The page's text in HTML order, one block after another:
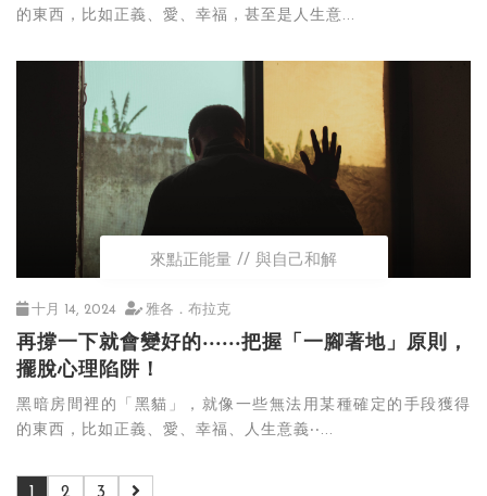
的東西，比如正義、愛、幸福，甚至是人生意...
來點正能量 與自己和解
十月 14, 2024 雅各．布拉克
再撐一下就會變好的‧‧‧‧‧‧把握「一腳著地」原則，
擺脫心理陷阱！
黑暗房間裡的「黑貓」，就像一些無法用某種確定的手段獲得
的東西，比如正義、愛、幸福、人生意義‧‧...